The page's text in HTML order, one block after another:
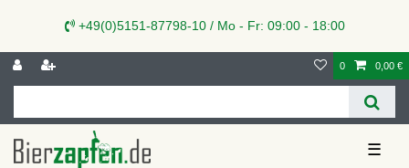
+49(0)5151-87798-10 / Mo - Fr: 09:00 - 18:00
0 0,00 €
☰